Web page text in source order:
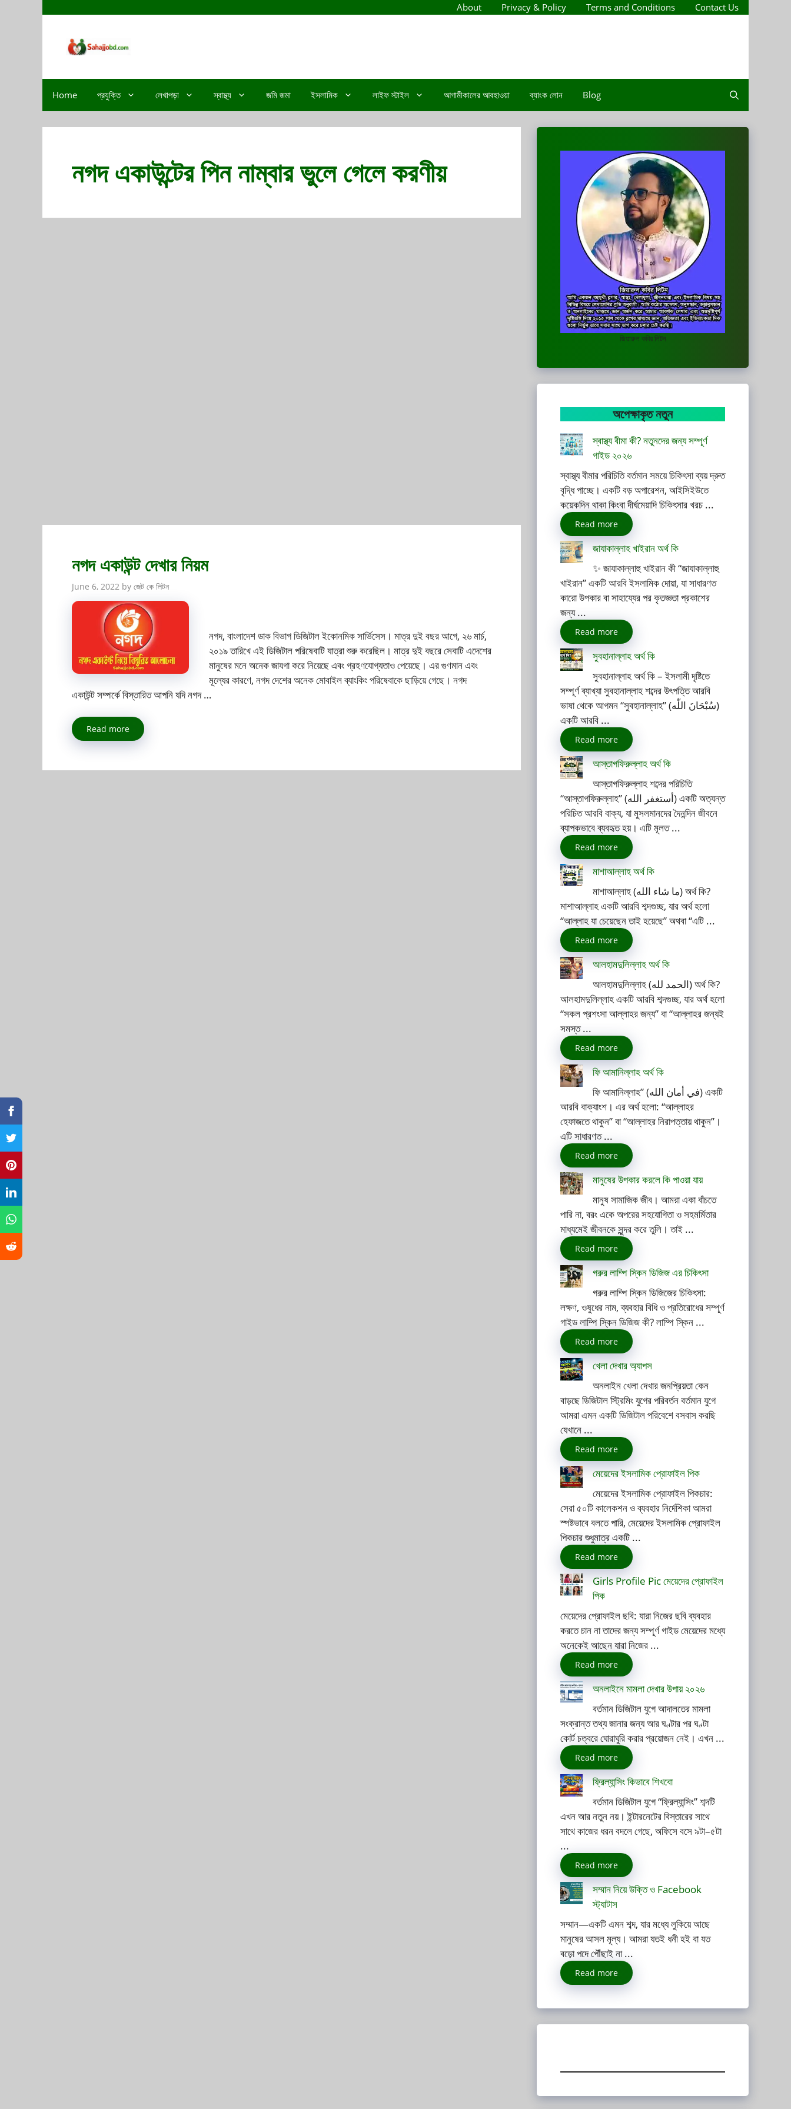
About Privacy & Policy Terms and Conditions Contact Us
Home প্রযুক্তি লেখাপড়া স্বাস্থ্য জমি জমা ইসলামিক লাইফ স্টাইল আগামীকালের আবহাওয়া ব্যাংক লোন Blog
নগদ একাউন্টের পিন নাম্বার ভুলে গেলে করণীয়
নগদ একাউন্ট দেখার নিয়ম
June 6, 2022 by জেট কে লিটন
নগদ, বাংলাদেশ ডাক বিভাগ ডিজিটাল ইকোনমিক সার্ভিসেস। মাত্র দুই বছর আগে, ২৬ মার্চ,
২০১৯ তারিখে এই ডিজিটাল পরিষেবাটি যাত্রা শুরু করেছিল। মাত্র দুই বছরে সেবাটি এদেশের
মানুষের মনে অনেক জাযগা করে নিয়েছে এবং গ্রহণযোগ্যতাও পেয়েছে। এর গুণমান এবং
মূল্যের কারণে, নগদ দেশের অনেক মোবাইল ব্যাংকিং পরিষেবাকে ছাড়িয়ে গেছে। নগদ
একাউন্ট সম্পর্কে বিস্তারিত আপনি যদি নগদ …
Read more
জিয়ারুল কবির লিটন
অপেক্ষাকৃত নতুন
স্বাস্থ্য বীমা কী? নতুনদের জন্য সম্পূর্ণ
গাইড ২০২৬
স্বাস্থ্য বীমার পরিচিতি বর্তমান সময়ে চিকিৎসা ব্যয় দ্রুত
বৃদ্ধি পাচ্ছে। একটি বড় অপারেশন, আইসিইউতে
কয়েকদিন থাকা কিংবা দীর্ঘমেয়াদি চিকিৎসার খরচ ...
Read more
জাযাকাল্লাহ খাইরান অর্থ কি
✨ জাযাকাল্লাহু খাইরান কী “জাযাকাল্লাহু
খাইরান” একটি আরবি ইসলামিক দোয়া, যা সাধারণত
কারো উপকার বা সাহায্যের পর কৃতজ্ঞতা প্রকাশের
জন্য ...
Read more
সুবহানাল্লাহ অর্থ কি
সুবহানাল্লাহ অর্থ কি – ইসলামী দৃষ্টিতে
সম্পূর্ণ ব্যাখ্যা সুবহানাল্লাহ শব্দের উৎপত্তি আরবি
ভাষা থেকে আগমন “সুবহানাল্লাহ” (سُبْحَانَ اللّٰه)
একটি আরবি ...
Read more
আস্তাগফিরুল্লাহ অর্থ কি
আস্তাগফিরুল্লাহ শব্দের পরিচিতি
“আস্তাগফিরুল্লাহ” (أستغفر الله) একটি অত্যন্ত
পরিচিত আরবি বাক্য, যা মুসলমানদের দৈনন্দিন জীবনে
ব্যাপকভাবে ব্যবহৃত হয়। এটি মূলত ...
Read more
মাশাআল্লাহ অর্থ কি
মাশাআল্লাহ (ما شاء الله) অর্থ কি?
মাশাআল্লাহ একটি আরবি শব্দগুচ্ছ, যার অর্থ হলো
“আল্লাহ যা চেয়েছেন তাই হয়েছে” অথবা “এটি ...
Read more
আলহামদুলিল্লাহ অর্থ কি
আলহামদুলিল্লাহ (الحمد لله) অর্থ কি?
আলহামদুলিল্লাহ একটি আরবি শব্দগুচ্ছ, যার অর্থ হলো
“সকল প্রশংসা আল্লাহর জন্য” বা “আল্লাহর জন্যই
সমস্ত ...
Read more
ফি আমানিল্লাহ অর্থ কি
ফি আমানিল্লাহ” (في أمان الله) একটি
আরবি বাক্যাংশ। এর অর্থ হলো: “আল্লাহর
হেফাজতে থাকুন” বা “আল্লাহর নিরাপত্তায় থাকুন”।
এটি সাধারণত ...
Read more
মানুষের উপকার করলে কি পাওয়া যায়
মানুষ সামাজিক জীব। আমরা একা বাঁচতে
পারি না, বরং একে অপরের সহযোগিতা ও সহমর্মিতার
মাধ্যমেই জীবনকে সুন্দর করে তুলি। তাই ...
Read more
গরুর লাম্পি স্কিন ডিজিজ এর চিকিৎসা
গরুর লাম্পি স্কিন ডিজিজের চিকিৎসা:
লক্ষণ, ওষুধের নাম, ব্যবহার বিধি ও প্রতিরোধের সম্পূর্ণ
গাইড লাম্পি স্কিন ডিজিজ কী? লাম্পি স্কিন ...
Read more
খেলা দেখার অ্যাপস
অনলাইন খেলা দেখার জনপ্রিয়তা কেন
বাড়ছে ডিজিটাল স্ট্রিমিং যুগের পরিবর্তন বর্তমান যুগে
আমরা এমন একটি ডিজিটাল পরিবেশে বসবাস করছি
যেখানে ...
Read more
মেয়েদের ইসলামিক প্রোফাইল পিক
মেয়েদের ইসলামিক প্রোফাইল পিকচার:
সেরা ৫০টি কালেকশন ও ব্যবহার নির্দেশিকা আমরা
স্পষ্টভাবে বলতে পারি, মেয়েদের ইসলামিক প্রোফাইল
পিকচার শুধুমাত্র একটি ...
Read more
Girls Profile Pic মেয়েদের প্রোফাইল
পিক
মেয়েদের প্রোফাইল ছবি: যারা নিজের ছবি ব্যবহার
করতে চান না তাদের জন্য সম্পূর্ণ গাইড মেয়েদের মধ্যে
অনেকেই আছেন যারা নিজের ...
Read more
অনলাইনে মামলা দেখার উপায় ২০২৬
বর্তমান ডিজিটাল যুগে আদালতের মামলা
সংক্রান্ত তথ্য জানার জন্য আর ঘণ্টার পর ঘণ্টা
কোর্ট চত্বরে ঘোরাঘুরি করার প্রয়োজন নেই। এখন ...
Read more
ফ্রিল্যান্সিং কিভাবে শিখবো
বর্তমান ডিজিটাল যুগে “ফ্রিল্যান্সিং” শব্দটি
এখন আর নতুন নয়। ইন্টারনেটের বিস্তারের সাথে
সাথে কাজের ধরন বদলে গেছে, অফিসে বসে ৯টা–৫টা
...
Read more
সম্মান নিয়ে উক্তি ও Facebook
স্ট্যাটাস
সম্মান—একটি এমন শব্দ, যার মধ্যে লুকিয়ে আছে
মানুষের আসল মূল্য। আমরা যতই ধনী হই বা যত
বড়ো পদে পৌঁছাই না ...
Read more